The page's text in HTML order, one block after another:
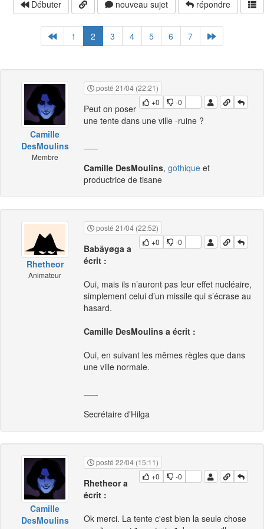
Débuter nouveau sujet répondre
1 2 3 4 5 6 7
Camille
DesMoulins
Membre
posté 21/04 (22:21)
+0
-0
Peut on poser
une tente dans une ville -ruine ?
Camille DesMoulins, gothique et
productrice de tisane
Rhetheor
Animateur
posté 21/04 (22:52)
+0
-0
Babäyøga a
écrit :
Oui, mais ils n’auront pas leur effet nucléaire,
simplement celui d’un missile qui s’écrase au
hasard.
Camille DesMoulins a écrit :
Oui, en suivant les mêmes règles que dans
une ville normale.
Secrétaire d'Hilga
Camille
DesMoulins
posté 22/04 (15:11)
+0
-0
Rhetheor a
écrit :
Ok merci. La tente c'est bien la seule chose